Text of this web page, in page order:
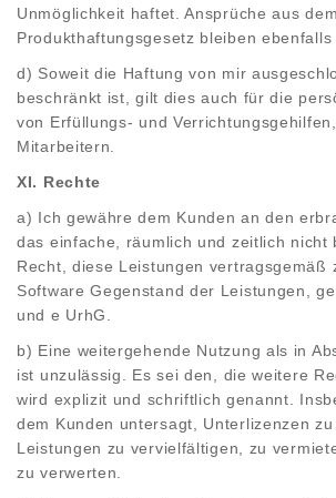
Unmöglichkeit haftet. Ansprüche aus dem
Produkthaftungsgesetz bleiben ebenfalls
d) Soweit die Haftung von mir
beschränkt ist, gilt dies auch für die
von Erfüllungs- und
Mitarbeitern.
XI. Rechte
a) Ich gewähre dem Kunden an den
das einfache, räumlich und zeitlich nicht
Recht, diese Leistungen vertragsgemäß
Software Gegenstand der Leistungen,
und e UrhG.
b) Eine weitergehende Nutzung als in
ist unzulässig. Es sei den, die weitere
wird explizit und schriftlich genannt.
dem Kunden untersagt, Unterlizenzen
Leistungen zu vervielfältigen, zu
zu verwerten.